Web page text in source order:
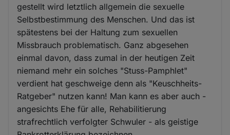
gestellt wird letztlich allgemein die sexuelle
Selbstbestimmung des Menschen. Und das ist
spätestens bei der Haltung zum sexuellen
Missbrauch problematisch. Ganz abgesehen
einmal davon, dass zumal in der heutigen Zeit
niemand mehr ein solches "Stuss-Pamphlet"
verdient hat geschweige denn als "Keuschheits-
Ratgeber" nutzen kann! Man kann es aber auch -
angesichts Ehe für alle, Rehabilitierung
strafrechtlich verfolgter Schwuler - als geistige